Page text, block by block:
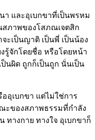
า และอุเบกขาที่เป็นพรหม
สภาพของโสภณเจตสิก
ะเป็นญาติ เป็นพี่ เป็นน้อง
รู้จักโดยชื่อ หรือโดยหน้า
นผิด ถูกก็เป็นถูก นั่นเป็น
ออุเบกขา แต่ไม่ใช่การ
ะของสภาพธรรมที่กำลัง
ทางกาย ทางใจ อุเบกขาก็